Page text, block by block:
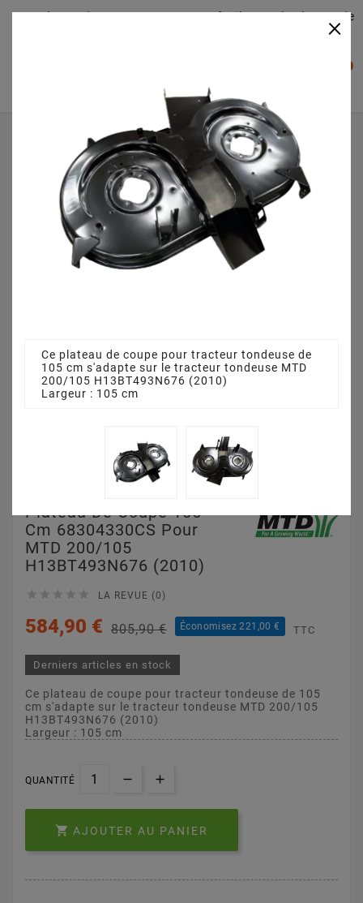
Plateaudecoupe.com : Trouver facilement le plateau de
Accueil
Plateau de coupe
Plateau de coupe 105 cm 68304330CS pour MTD 200/105
H13BT493N676 (2010)
Plateau De Coupe 105
Cm 68304330CS Pour
MTD 200/105
H13BT493N676 (2010)
     LA REVUE (0)
584,90 € 805,90 € Économisez 221,00 € TTC
Derniers articles en stock
Ce plateau de coupe pour tracteur tondeuse de 105
cm s'adapte sur le tracteur tondeuse MTD 200/105
H13BT493N676 (2010)
Largeur : 105 cm
QUANTITÉ
 AJOUTER AU PANIER
×
Ce plateau de coupe pour tracteur tondeuse de
105 cm s'adapte sur le tracteur tondeuse MTD
200/105 H13BT493N676 (2010)
Largeur : 105 cm